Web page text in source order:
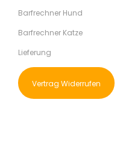
Barfrechner Hund
Barfrechner Katze
Lieferung
Vertrag Widerrufen